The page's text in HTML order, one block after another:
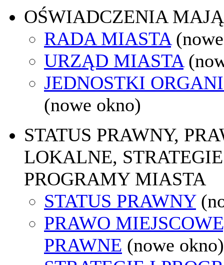
OŚWIADCZENIA
RADA MIASTA
URZĄD MIASTA
JEDNOSTKI
(nowe okno)
STATUS PRAWNY,
LOKALNE,
PROGRAMY MIASTA
STATUS PRAWNY
PRAWO
PRAWNE (nowe okno)